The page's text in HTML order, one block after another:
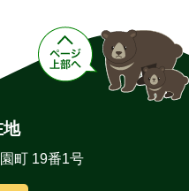
町 19番1号